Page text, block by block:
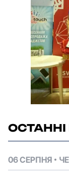
06 СЕРПНЯ